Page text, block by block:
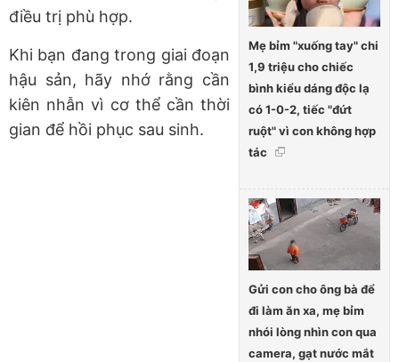
Mẹ bỉm "xuống tay" chi
1,9 triệu cho chiếc
bình kiểu dáng độc lạ
có 1-0-2, tiếc "đứt
ruột" vì con không hợp
tác
Gửi con cho ông bà để
đi làm ăn xa, mẹ bỉm
nhói lòng nhìn con qua
camera, gạt nước mắt
điều trị phù hợp.
Khi bạn đang trong giai đoạn
hậu sản, hãy nhớ rằng cần
kiên nhẫn vì cơ thể cần thời
gian để hồi phục sau sinh.